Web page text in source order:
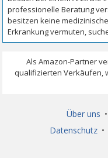
Über uns •
Datenschutz •